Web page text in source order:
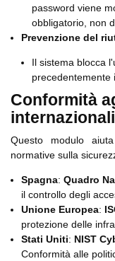
password viene
obbligatorio, non
Prevenzione del
Il sistema blocca
precedentemente
Conformità
internazionali
Questo modulo
normative sulla
Spagna: Quadro
il controllo degli
Unione Europea:
protezione delle
Stati Uniti: NIST
Conformità alle